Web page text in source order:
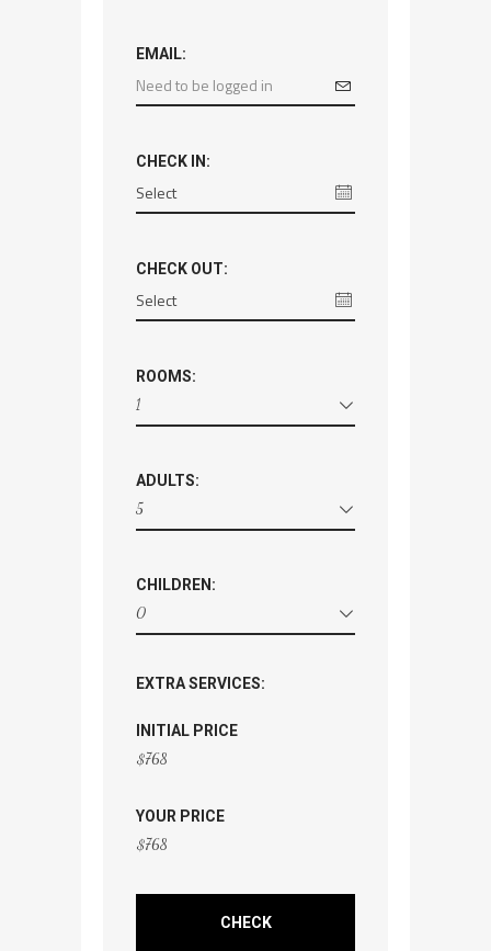
EMAIL:
CHECK IN:
CHECK OUT:
ROOMS:
1
ADULTS:
5
CHILDREN:
0
EXTRA SERVICES:
INITIAL PRICE
$768
YOUR PRICE
$768
CHECK